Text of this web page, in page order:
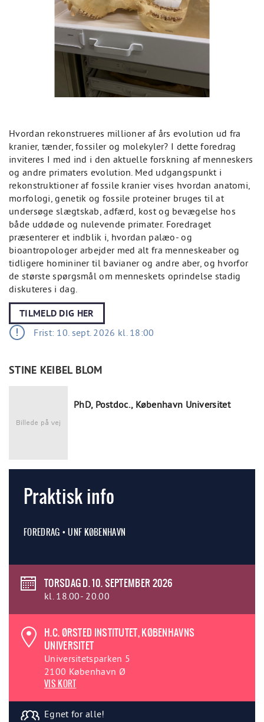
Hvordan rekonstrueres millioner af års evolution ud fra
kranier, tænder, fossiler og molekyler? I dette foredrag
inviteres I med ind i den aktuelle forskning af menneskers
og andre primaters evolution. Med udgangspunkt i
rekonstruktioner af fossile kranier vises hvordan anatomi,
morfologi, genetik og fossile proteiner bruges til at
undersøge slægtskab, adfærd, kost og bevægelse hos
både uddøde og nulevende primater. Foredraget
præsenterer et indblik i, hvordan palæo- og
bioantropologer arbejder med alt fra menneskeaber og
tidligere homininer til bavianer og andre aber, og hvorfor
de største spørgsmål om menneskets oprindelse stadig
diskuteres i dag.
TILMELD DIG HER
Frist: 10. sept. 2026 kl. 18:00
STINE KEIBEL BLOM
PhD, Postdoc., København Universitet
Praktisk info
FOREDRAG • UNF KØBENHAVN
TORSDAG D. 10. SEPTEMBER 2026
kl. 18.00- 20.00
H.C. ØRSTED INSTITUTET, KØBENHAVNS
UNIVERSITET
Universitetsparken 5
2100 København Ø
VIS KORT
Egnet for alle!